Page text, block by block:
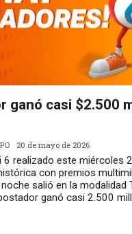
ganó casi $2.500
20 de mayo de 2026
6 realizado este miércoles
con premios
salió en la modalidad
ganó casi 2.500